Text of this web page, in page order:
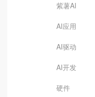
紫薯AI
AI应用
AI驱动
AI开发
硬件